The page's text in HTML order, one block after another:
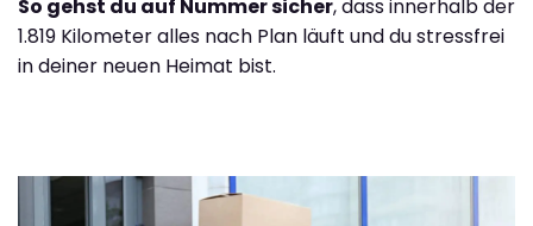
So gehst du auf Nummer sicher, dass innerhalb der
1.819 Kilometer alles nach Plan läuft und du stressfrei
in deiner neuen Heimat bist.